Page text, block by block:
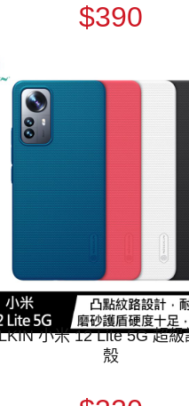
$390
小米 12 Lite 5G 超級
殼